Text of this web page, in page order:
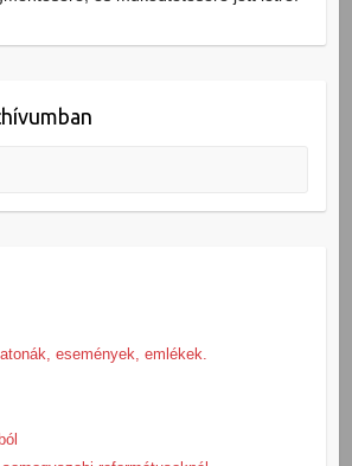
események, emlékek.